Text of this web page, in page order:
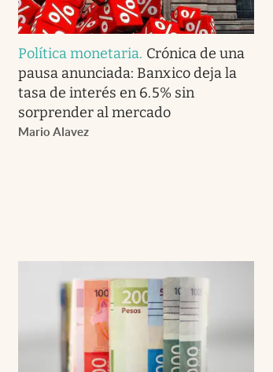
Política monetaria. Crónica de una
pausa anunciada: Banxico deja la
tasa de interés en 6.5% sin
sorprender al mercado
Mario Alavez